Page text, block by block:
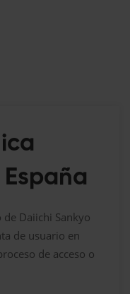
Daiichi Sankyo
de usuario en
de acceso o